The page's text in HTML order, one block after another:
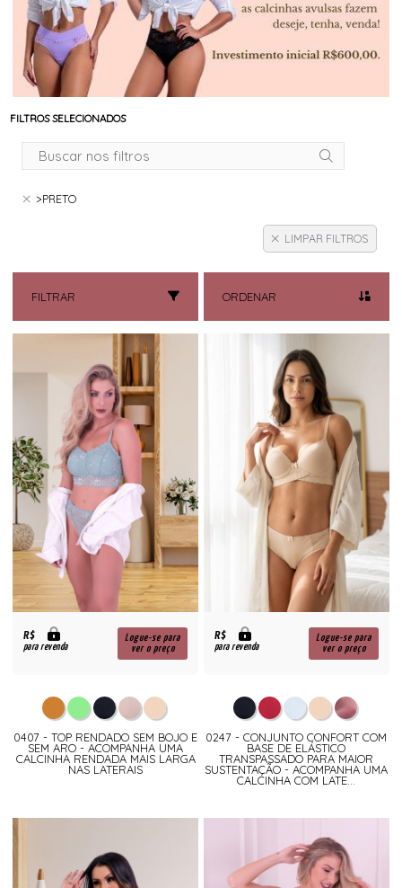
FILTROS SELECIONADOS
>PRETO
LIMPAR FILTROS
FILTRAR ORDENAR
R$
para revenda
Logue-se para
ver o preço
0407 - TOP RENDADO SEM BOJO E
SEM ARO - ACOMPANHA UMA
CALCINHA RENDADA MAIS LARGA
NAS LATERAIS
R$
para revenda
Logue-se para
ver o preço
0247 - CONJUNTO CONFORT COM
BASE DE ELÁSTICO
TRANSPASSADO PARA MAIOR
SUSTENTAÇÃO - ACOMPANHA UMA
CALCINHA COM LATE...